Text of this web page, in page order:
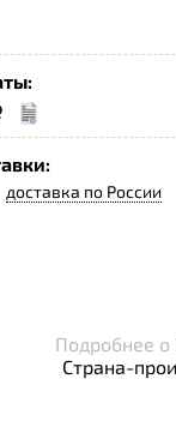
доставка по России
Подробнее о
Страна-